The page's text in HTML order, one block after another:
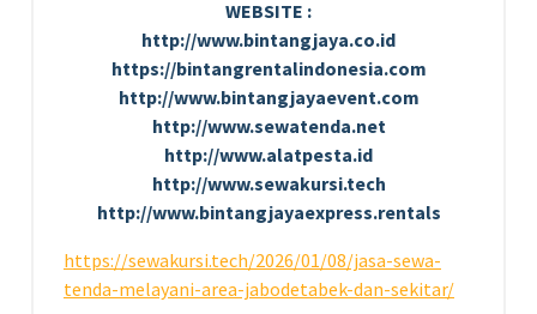
WEBSITE :
http://www.bintangjaya.co.id
https://bintangrentalindonesia.com
http://www.bintangjayaevent.com
http://www.sewatenda.net
http://www.alatpesta.id
http://www.sewakursi.tech
http://www.bintangjayaexpress.rentals
https://sewakursi.tech/2026/01/08/jasa-sewa-
tenda-melayani-area-jabodetabek-dan-sekitar/